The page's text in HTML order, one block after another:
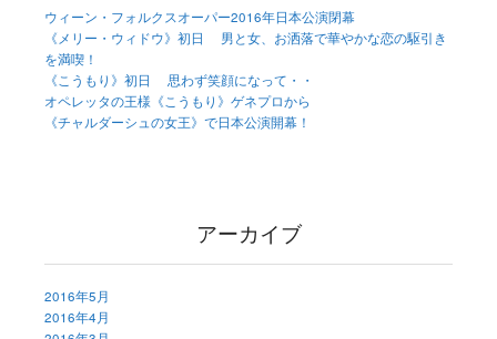
ウィーン・フォルクスオーパー2016年日本公演閉幕
《メリー・ウィドウ》初日 男と女、お洒落で華やかな恋の駆引き
を満喫！
《こうもり》初日 思わず笑顔になって・・
オペレッタの王様《こうもり》ゲネプロから
《チャルダーシュの女王》で日本公演開幕！
アーカイブ
2016年5月
2016年4月